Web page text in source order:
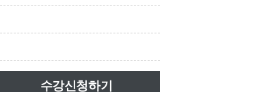
수강신청하기